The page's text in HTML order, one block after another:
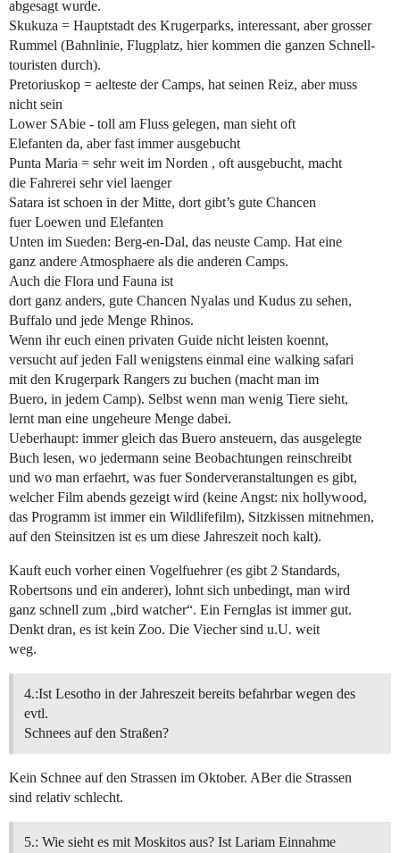
abgesagt wurde.
Skukuza = Hauptstadt des Krugerparks, interessant, aber grosser
Rummel (Bahnlinie, Flugplatz, hier kommen die ganzen Schnell-
touristen durch).
Pretoriuskop = aelteste der Camps, hat seinen Reiz, aber muss
nicht sein
Lower SAbie - toll am Fluss gelegen, man sieht oft
Elefanten da, aber fast immer ausgebucht
Punta Maria = sehr weit im Norden , oft ausgebucht, macht
die Fahrerei sehr viel laenger
Satara ist schoen in der Mitte, dort gibt’s gute Chancen
fuer Loewen und Elefanten
Unten im Sueden: Berg-en-Dal, das neuste Camp. Hat eine
ganz andere Atmosphaere als die anderen Camps.
Auch die Flora und Fauna ist
dort ganz anders, gute Chancen Nyalas und Kudus zu sehen,
Buffalo und jede Menge Rhinos.
Wenn ihr euch einen privaten Guide nicht leisten koennt,
versucht auf jeden Fall wenigstens einmal eine walking safari
mit den Krugerpark Rangers zu buchen (macht man im
Buero, in jedem Camp). Selbst wenn man wenig Tiere sieht,
lernt man eine ungeheure Menge dabei.
Ueberhaupt: immer gleich das Buero ansteuern, das ausgelegte
Buch lesen, wo jedermann seine Beobachtungen reinschreibt
und wo man erfaehrt, was fuer Sonderveranstaltungen es gibt,
welcher Film abends gezeigt wird (keine Angst: nix hollywood,
das Programm ist immer ein Wildlifefilm), Sitzkissen mitnehmen,
auf den Steinsitzen ist es um diese Jahreszeit noch kalt).
Kauft euch vorher einen Vogelfuehrer (es gibt 2 Standards,
Robertsons und ein anderer), lohnt sich unbedingt, man wird
ganz schnell zum „bird watcher“. Ein Fernglas ist immer gut.
Denkt dran, es ist kein Zoo. Die Viecher sind u.U. weit
weg.
4.:Ist Lesotho in der Jahreszeit bereits befahrbar wegen des
evtl.
Schnees auf den Straßen?
Kein Schnee auf den Strassen im Oktober. ABer die Strassen
sind relativ schlecht.
5.: Wie sieht es mit Moskitos aus? Ist Lariam Einnahme